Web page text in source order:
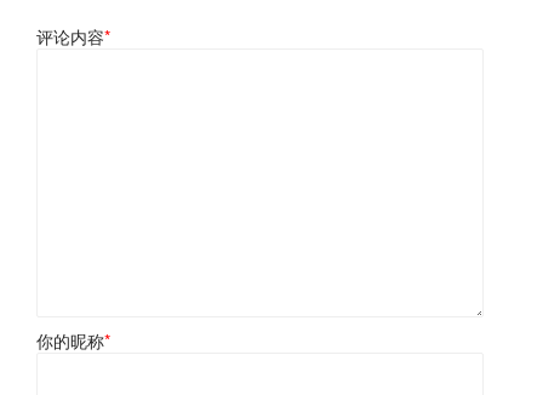
评论内容*
你的昵称*